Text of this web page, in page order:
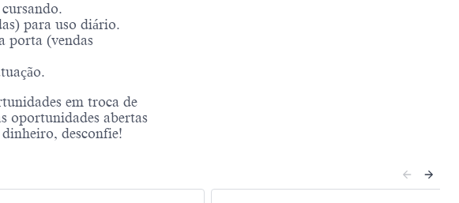
para uso diário.
porta (vendas
em troca de
oportunidades abertas
desconfie!